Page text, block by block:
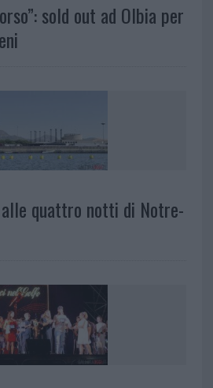
sold out ad Olbia per
quattro notti di Notre-